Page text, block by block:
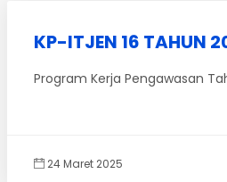
KP-ITJEN 16 TAHUN
Program Kerja Pengawasan
24 Maret 2025